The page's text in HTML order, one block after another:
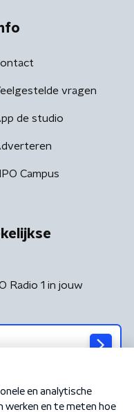
vragen
de studio
Campus
Radio 1 in jouw